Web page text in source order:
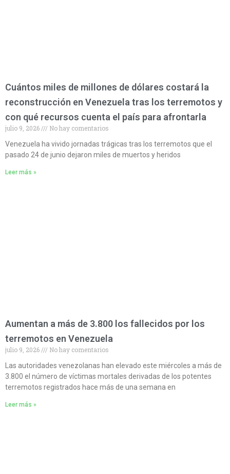
Cuántos miles de millones de dólares costará la
reconstrucción en Venezuela tras los terremotos y
con qué recursos cuenta el país para afrontarla
julio 9, 2026
No hay comentarios
Venezuela ha vivido jornadas trágicas tras los terremotos que el
pasado 24 de junio dejaron miles de muertos y heridos
Leer más »
Aumentan a más de 3.800 los fallecidos por los
terremotos en Venezuela
julio 9, 2026
No hay comentarios
Las autoridades venezolanas han elevado este miércoles a más de
3.800 el número de víctimas mortales derivadas de los potentes
terremotos registrados hace más de una semana en
Leer más »